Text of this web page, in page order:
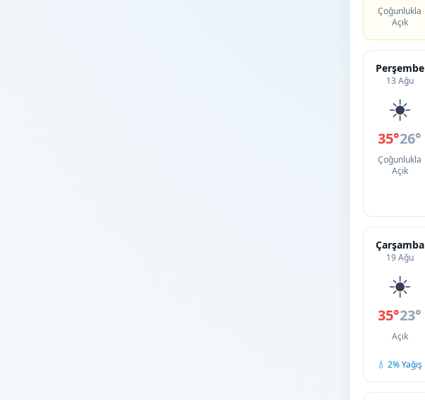
Çoğunlukla
Açık
Perşembe
13 Ağu
☀️
35°26°
Çoğunlukla
Açık
Çarşamba
19 Ağu
☀️
35°23°
Açık
💧 2% Yağış